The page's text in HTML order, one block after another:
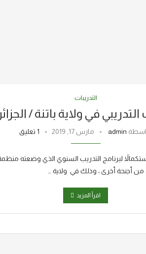
التدريبات
في ولاية باتنة / الجزائر
admin مارس 17, 2019 1 تعليق
أجنحة أخرى ، وذلك في ولاية …
اقرأ المزيد